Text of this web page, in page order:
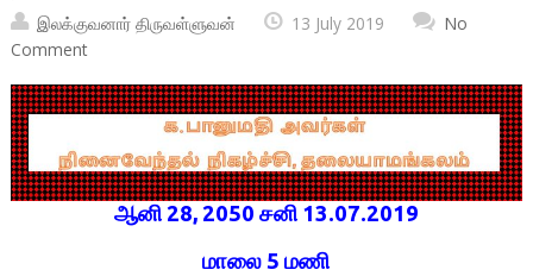
இலக்குவனார் திருவள்ளுவன் 13 July 2019
No
Comment
ஆனி 28, 2050 சனி 13.07.2019
மாலை 5 மணி